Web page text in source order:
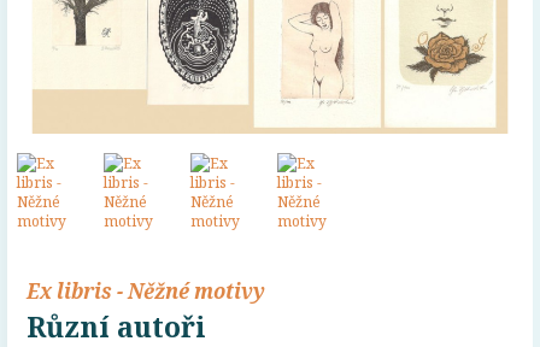
Ex libris - Něžné motivy
Různí autoři